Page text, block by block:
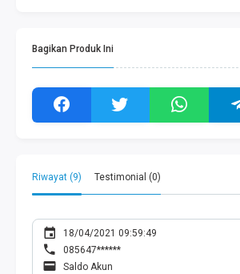
Bagikan Produk Ini
Riwayat (9) Testimonial (0)
18/04/2021 09:59:49
085647******
Saldo Akun